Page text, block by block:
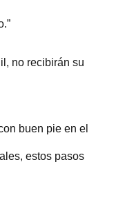
no recibirán su
buen pie en el
estos pasos